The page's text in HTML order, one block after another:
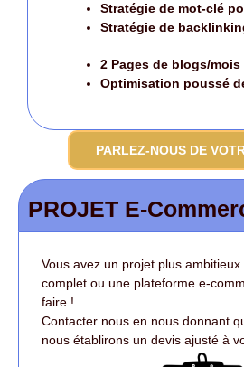
Stratégie de mot-clé
Stratégie de
2 Pages de blogs/mois
Optimisation poussé
PARLEZ-NOUS DE
PROJET E-
Vous avez un projet plus
complet ou une plateforme e-
faire !
Contacter nous en nous donnant
nous établirons un devis ajusté à